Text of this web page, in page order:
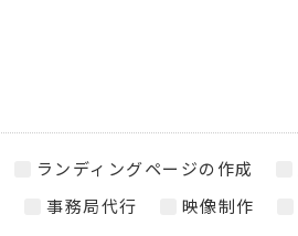
ランディングページの作成
事務局代行 映像制作